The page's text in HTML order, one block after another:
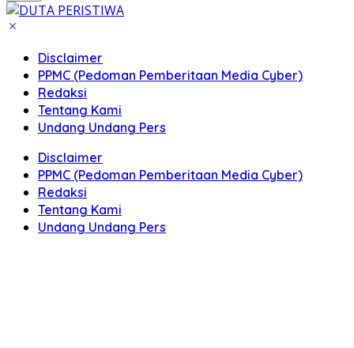
Disclaimer
PPMC (Pedoman Pemberitaan Media Cyber)
Redaksi
Tentang Kami
Undang Undang Pers
Disclaimer
PPMC (Pedoman Pemberitaan Media Cyber)
Redaksi
Tentang Kami
Undang Undang Pers